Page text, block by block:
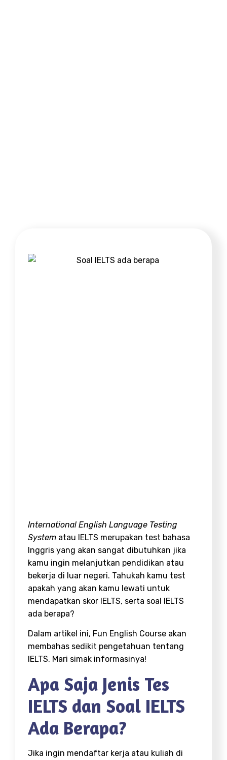
International English Language Testing
System atau IELTS merupakan test bahasa
Inggris yang akan sangat dibutuhkan jika
kamu ingin melanjutkan pendidikan atau
bekerja di luar negeri. Tahukah kamu test
apakah yang akan kamu lewati untuk
mendapatkan skor IELTS, serta soal IELTS
ada berapa?
Dalam artikel ini, Fun English Course akan
membahas sedikit pengetahuan tentang
IELTS. Mari simak informasinya!
Apa Saja Jenis Tes
IELTS dan Soal IELTS
Ada Berapa?
Jika ingin mendaftar kerja atau kuliah di